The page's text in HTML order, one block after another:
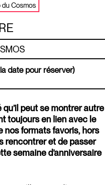
du Cosmos
date pour réserver)
peut se montrer autre
toujours en lien avec le
nos formats favoris, hors
rencontrer et de passer
semaine d’anniversaire